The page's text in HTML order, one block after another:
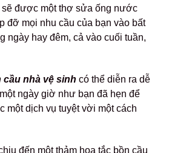
sẽ được một thợ sửa ống nước
đỡ mọi nhu cầu của bạn vào bất
ngày hay đêm, cả vào cuối tuần,
nhà vệ sinh có thể diễn ra dễ
ngày giờ như bạn đã hẹn để
một dịch vụ tuyệt vời một cách
đến một thảm họa tắc bồn cầu